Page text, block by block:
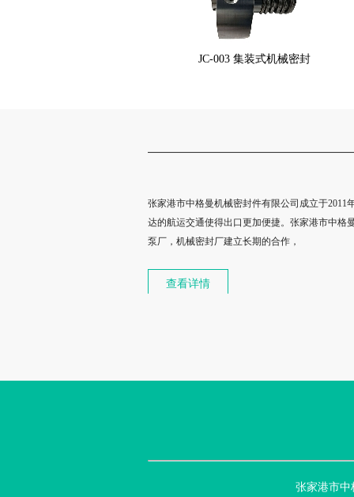
JC-003 集装式机械密封
张家港市中格曼机械密封件有限公司成立于
达的航运交通使得出口更加便捷。张家港市中格
泵厂，机械密封厂建立长期的合作，
查看详情
张家港市中